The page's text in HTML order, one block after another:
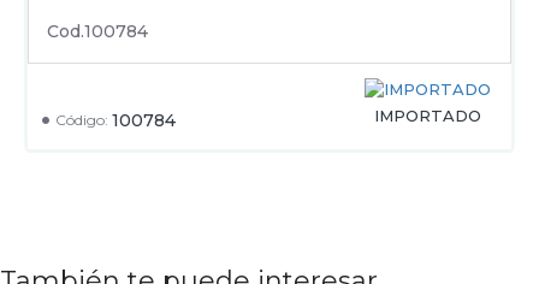
Código: 100784 IMPORTADO
Cod.100784